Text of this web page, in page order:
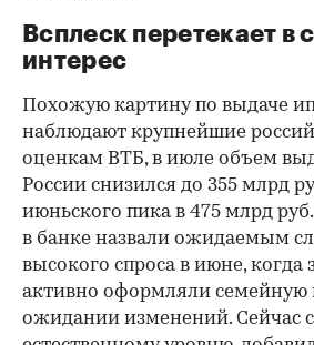
Всплеск перетекает в
интерес
Похожую картину по выдаче
наблюдают крупнейшие
оценкам ВТБ, в июле объем
России снизился до 355 млрд
июньского пика в 475 млрд
в банке назвали ожидаемым
высокого спроса в июне,
активно оформляли семейную
ожидании изменений. Сейчас